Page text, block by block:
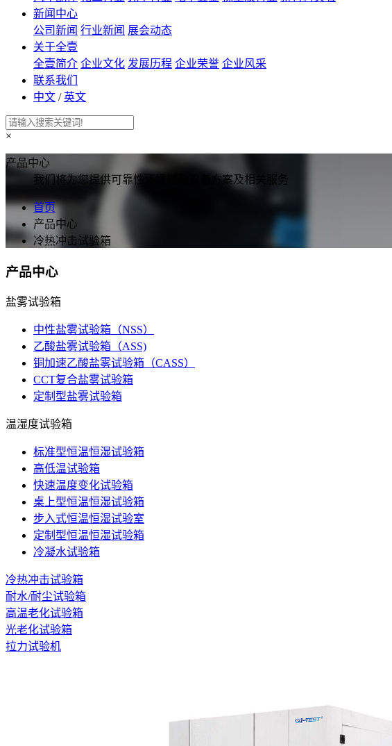
新闻中心
公司新闻 行业新闻 展会动态
关于全壹
全壹简介 企业文化 发展历程 企业荣誉 企业风采
联系我们
中文 / 英文
×
产品中心
我们将为您提供可靠性环境试验设备方案及相关服务
首页
产品中心
冷热冲击试验箱
产品中心
盐雾试验箱
中性盐雾试验箱（NSS）
乙酸盐雾试验箱（ASS)
铜加速乙酸盐雾试验箱（CASS）
CCT复合盐雾试验箱
定制型盐雾试验箱
温湿度试验箱
标准型恒温恒湿试验箱
高低温试验箱
快速温度变化试验箱
桌上型恒温恒湿试验箱
步入式恒温恒湿试验室
定制型恒温恒湿试验箱
冷凝水试验箱
冷热冲击试验箱
耐水/耐尘试验箱
高温老化试验箱
光老化试验箱
拉力试验机